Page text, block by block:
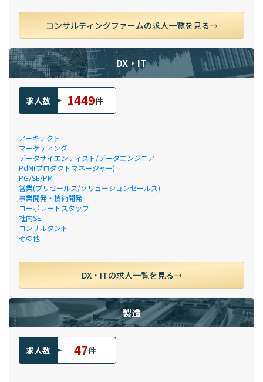
コンサルティングファームの求人一覧を見る
DX・IT
求人数 1449件
アーキテクト
マーケティング
データサイエンティスト/データエンジニア
PdM(プロダクトマネージャー)
PG/SE/PM
営業(プリセールス/ソリューションセールス)
事業開発・技術開発
コーポレートスタッフ
社内SE
コンサルタント
その他
DX・ITの求人一覧を見る
製造
求人数 47件